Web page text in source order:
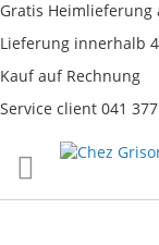
Gratis Heimlieferung
Lieferung innerhalb
Kauf auf Rechnung
Service client 041